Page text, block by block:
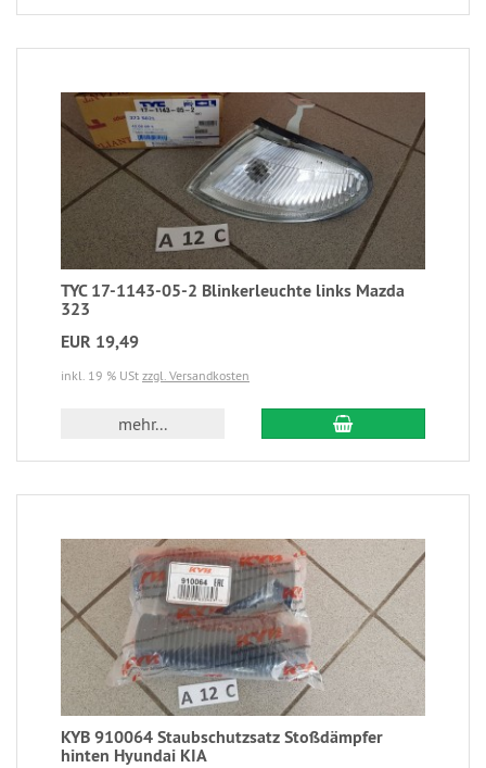
TYC 17-1143-05-2 Blinkerleuchte links Mazda
323
EUR 19,49
inkl. 19 % USt zzgl. Versandkosten
mehr...
KYB 910064 Staubschutzsatz Stoßdämpfer
hinten Hyundai KIA